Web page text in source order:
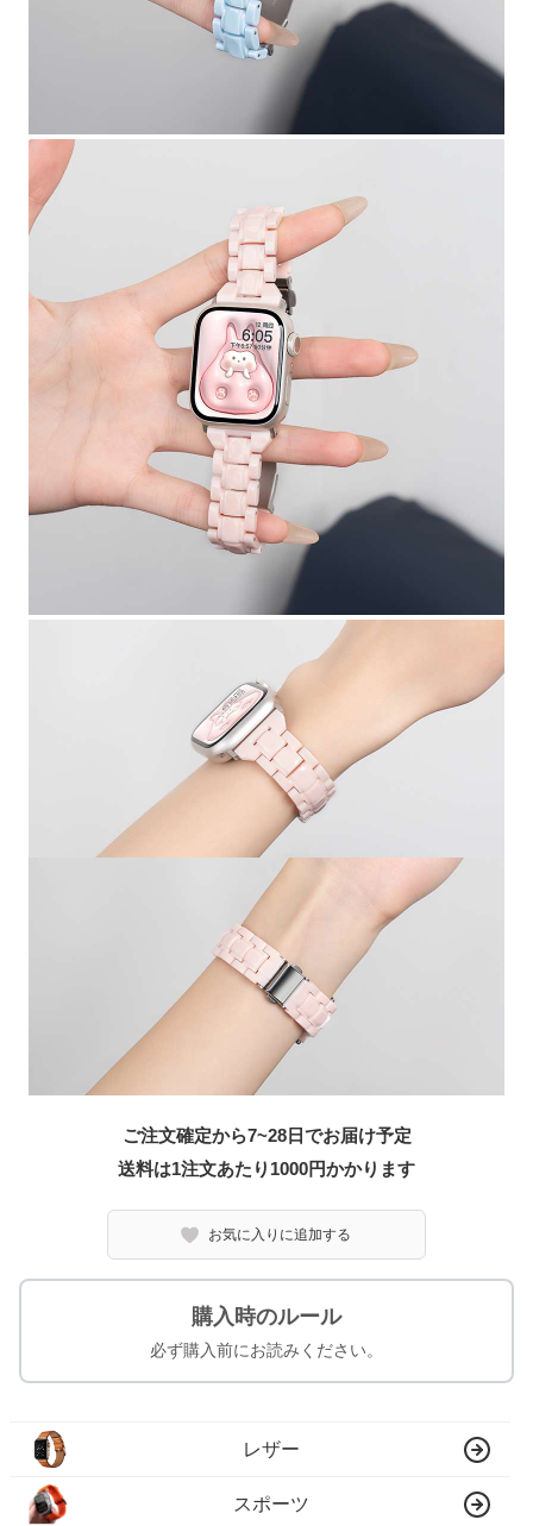
ご注文確定から7~28日でお届け予定
送料は1注文あたり 1000円かかります
お気に入りに追加する
購入時のルール
必ず購入前にお読みください。
レザー
スポーツ